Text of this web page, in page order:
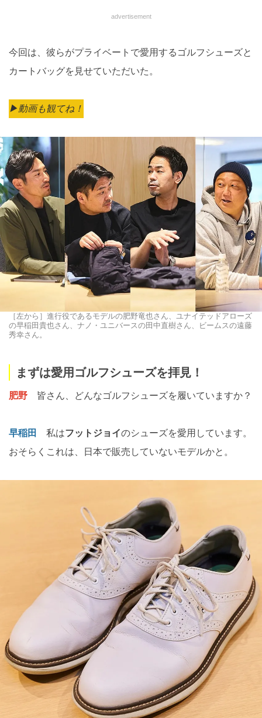
advertisement
今回は、彼らがプライベートで愛用するゴルフシューズと
カートバッグを見せていただいた。
▶︎動画も観てね！
［左から］進行役であるモデルの肥野竜也さん、ユナイテッドアローズ
の早稲田貴也さん、ナノ・ユニバースの田中直樹さん、ビームスの遠藤
秀幸さん。
まずは愛用ゴルフシューズを拝見！
肥野 皆さん、どんなゴルフシューズを履いていますか？
早稲田 私はフットジョイのシューズを愛用しています。
おそらくこれは、日本で販売していないモデルかと。